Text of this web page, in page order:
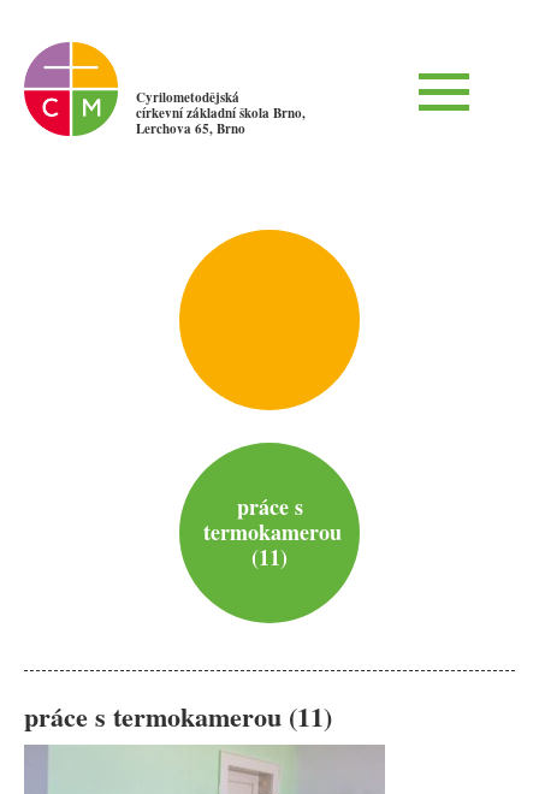
Cyrilometodějská
církevní základní škola Brno,
Lerchova 65, Brno
práce s
termokamerou
(11)
práce s termokamerou (11)